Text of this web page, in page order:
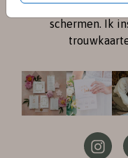
nieuwste
schermen. Ik